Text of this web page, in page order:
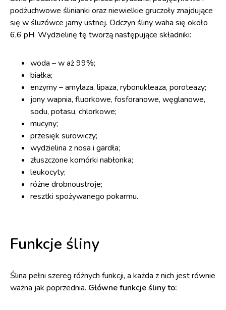
podżuchwowe ślinianki oraz niewielkie gruczoły znajdujące
się w śluzówce jamy ustnej. Odczyn śliny waha się około
6,6 pH. Wydzielinę tę tworzą następujące składniki:
woda – w aż 99%;
białka;
enzymy – amylaza, lipaza, rybonukleaza, poroteazy;
jony wapnia, fluorkowe, fosforanowe, węglanowe,
sodu, potasu, chlorkowe;
mucyny;
przesięk surowiczy;
wydzielina z nosa i gardła;
złuszczone komórki nabłonka;
leukocyty;
różne drobnoustroje;
resztki spożywanego pokarmu.
Funkcje śliny
Ślina pełni szereg różnych funkcji, a każda z nich jest równie
ważna jak poprzednia. Główne funkcje śliny to: